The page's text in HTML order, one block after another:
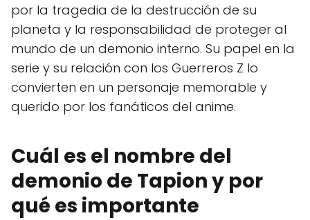
por la tragedia de la destrucción de su
planeta y la responsabilidad de proteger al
mundo de un demonio interno. Su papel en la
serie y su relación con los Guerreros Z lo
convierten en un personaje memorable y
querido por los fanáticos del anime.
Cuál es el nombre del
demonio de Tapion y por
qué es importante